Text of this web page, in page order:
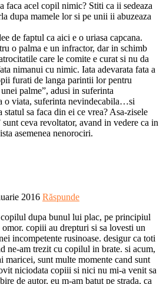
faca acel copil nimic? Stiti ca ii sedeaza
dupa mamele lor si pe unii ii abuzeaza
de faptul ca aici e o uriasa capcana.
o palma e un infractor, dar in schimb
care le comite e curat si nu da
nimanui cu nimic. Iata adevarata fata a
furati de langa parintii lor pentru
palme”, adusi in suferinta
o viata, suferinta nevindecabila…si
statul sa faca din ei ce vrea? Asa-zisele
sunt ceva revoltator, avand in vedere ca in
asemenea nenorociri.
2016 Răspunde
dupa bunul lui plac, pe principiul
omor. copiii au drepturi si sa lovesti un
incompetente rusinoase. desigur ca toti
ne-am trezit cu copilul in brate. si acum,
maricei, sunt multe momente cand sunt
niciodata copiii si nici nu mi-a venit sa
de autor, eu m-am batut pe strada, ca